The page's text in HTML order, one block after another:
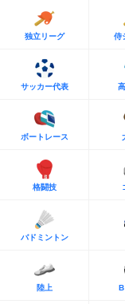
独立リーグ 侍
サッカー代表
ボートレース
格闘技
バドミントン
陸上